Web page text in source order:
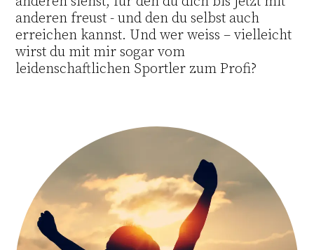
anderen freust - und den du selbst auch
erreichen kannst. Und wer weiss – vielleicht
wirst du mit mir sogar vom
leidenschaftlichen Sportler zum Profi?